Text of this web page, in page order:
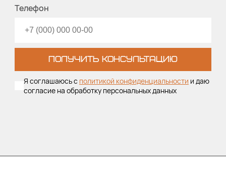
Телефон
ПОЛУЧИТЬ КОНСУЛЬТАЦИЮ
Я соглашаюсь с политикой конфиденциальности и даю
согласие на обработку персональных данных